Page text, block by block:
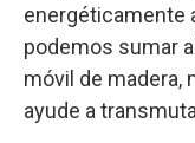
energéticamente
podemos sumar
móvil de madera,
ayude a